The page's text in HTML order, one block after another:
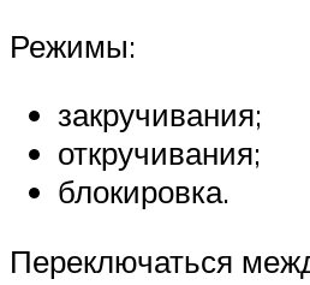
Режимы:
закручивания;
откручивания;
блокировка.
Переключаться